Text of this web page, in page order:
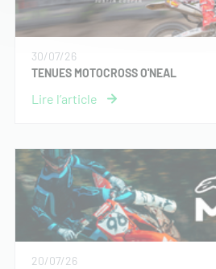
30/07/26
TENUES MOTOCROSS O'NEAL
20/07/26